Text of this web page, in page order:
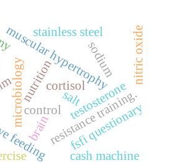
cortisol
muscular hypertrophy
testosterone
resistance training.
feeding
nutrition salt
sodium
microbiology fsfi questionary
stainless steel
cash machine
control
nitric oxide
brain